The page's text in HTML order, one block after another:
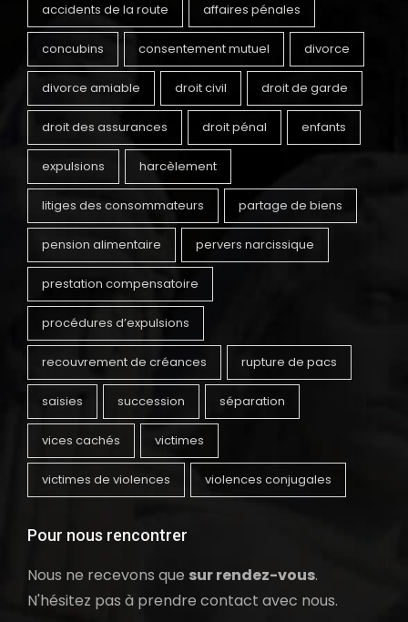
accidents de la route affaires pénales
concubins consentement mutuel divorce
divorce amiable droit civil droit de garde
droit des assurances droit pénal enfants
expulsions harcèlement
litiges des consommateurs partage de biens
pension alimentaire pervers narcissique
prestation compensatoire
procédures d’expulsions
recouvrement de créances rupture de pacs
saisies succession séparation
vices cachés victimes
victimes de violences violences conjugales
Pour nous rencontrer
Nous ne recevons que sur rendez-vous.
N'hésitez pas à prendre contact avec nous.